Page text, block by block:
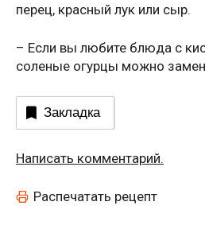
перец, красный лук или сыр.
– Если вы любите блюда с
соленые огурцы можно
Закладка
Написать комментарий.
Распечатать рецепт